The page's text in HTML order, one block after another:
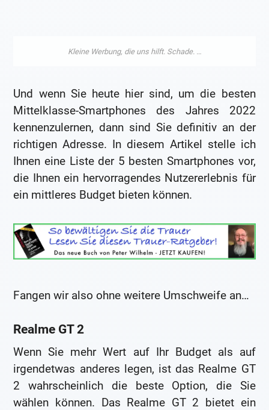
Und wenn Sie heute hier sind, um die besten
Mittelklasse-Smartphones des Jahres 2022
kennenzulernen, dann sind Sie definitiv an der
richtigen Adresse. In diesem Artikel stelle ich
Ihnen eine Liste der 5 besten Smartphones vor,
die Ihnen ein hervorragendes Nutzererlebnis für
ein mittleres Budget bieten können.
Fangen wir also ohne weitere Umschweife an…
Realme GT 2
Wenn Sie mehr Wert auf Ihr Budget als auf
irgendetwas anderes legen, ist das Realme GT
2 wahrscheinlich die beste Option, die Sie
wählen können. Das Realme GT 2 bietet ein